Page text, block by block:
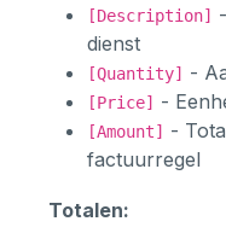
[Description]
dienst
[Quantity] -
[Price] -
[Amount] -
factuurregel
Totalen: